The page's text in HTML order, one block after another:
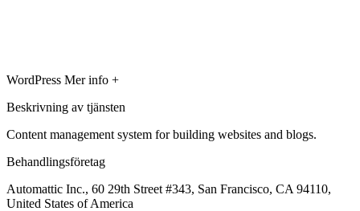
WordPress Mer info +
Beskrivning av tjänsten
Content management system for building websites and blogs.
Behandlingsföretag
Automattic Inc., 60 29th Street #343, San Francisco, CA 94110,
United States of America